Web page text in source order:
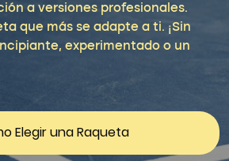
a versiones profesionales.
que más se adapte a ti. ¡Sin
experimentado o un
Elegir una Raqueta